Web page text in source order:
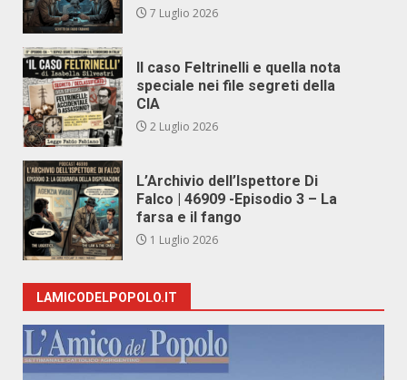
7 Luglio 2026
Il caso Feltrinelli e quella nota
speciale nei file segreti della
CIA
2 Luglio 2026
L’Archivio dell’Ispettore Di
Falco | 46909 -Episodio 3 – La
farsa e il fango
1 Luglio 2026
LAMICODELPOPOLO.IT